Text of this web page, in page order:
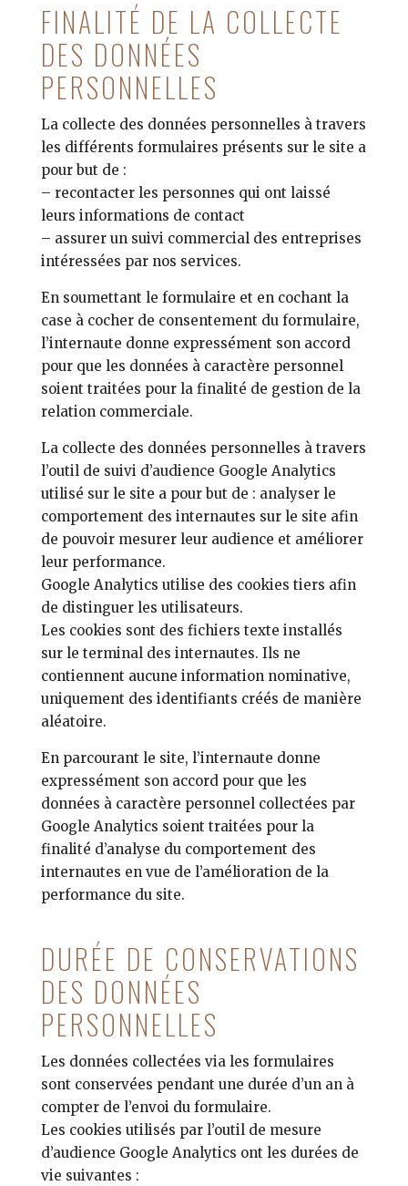
FINALITÉ DE LA COLLECTE
DES DONNÉES
PERSONNELLES
La collecte des données personnelles à travers
les différents formulaires présents sur le site a
pour but de :
– recontacter les personnes qui ont laissé
leurs informations de contact
– assurer un suivi commercial des entreprises
intéressées par nos services.
En soumettant le formulaire et en cochant la
case à cocher de consentement du formulaire,
l’internaute donne expressément son accord
pour que les données à caractère personnel
soient traitées pour la finalité de gestion de la
relation commerciale.
La collecte des données personnelles à travers
l’outil de suivi d’audience Google Analytics
utilisé sur le site a pour but de : analyser le
comportement des internautes sur le site afin
de pouvoir mesurer leur audience et améliorer
leur performance.
Google Analytics utilise des cookies tiers afin
de distinguer les utilisateurs.
Les cookies sont des fichiers texte installés
sur le terminal des internautes. Ils ne
contiennent aucune information nominative,
uniquement des identifiants créés de manière
aléatoire.
En parcourant le site, l’internaute donne
expressément son accord pour que les
données à caractère personnel collectées par
Google Analytics soient traitées pour la
finalité d’analyse du comportement des
internautes en vue de l’amélioration de la
performance du site.
DURÉE DE CONSERVATIONS
DES DONNÉES
PERSONNELLES
Les données collectées via les formulaires
sont conservées pendant une durée d’un an à
compter de l’envoi du formulaire.
Les cookies utilisés par l’outil de mesure
d’audience Google Analytics ont les durées de
vie suivantes :